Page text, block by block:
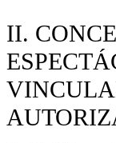
II.